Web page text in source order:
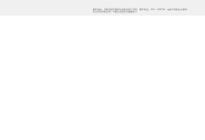
联系地址：呼和浩特市赛罕区地质局南街68号 联系电话：0471－6285784 pg电子赏金女王模拟器试玩的技术支持：内蒙古自治区大数据中心